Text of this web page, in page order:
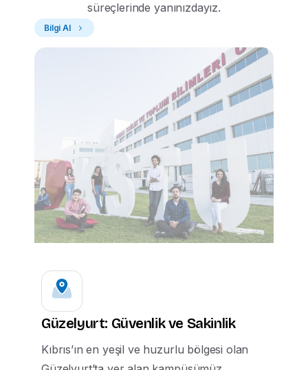
süreçlerinde yanınızdayız.
Bilgi Al
Güzelyurt: Güvenlik ve Sakinlik
Kıbrıs’ın en yeşil ve huzurlu bölgesi olan